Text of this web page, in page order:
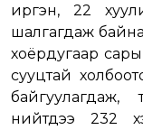
иргэн, 22
шалгагдаж
хоёрдугаар
сууцтай
нийтдээ 232